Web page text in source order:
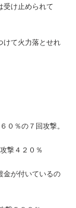
け止められて
て火力落とせれ
０％の７回攻撃。
撃４２０％
が付いているの